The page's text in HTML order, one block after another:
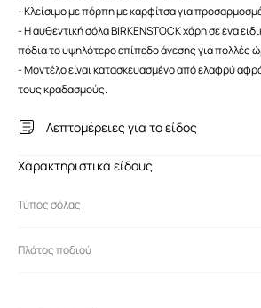
- Κλείσιμο με πόρπη με καρφίτσα για
- Η αυθεντική σόλα BIRKENSTOCK χάρη σε ένα
πόδια το υψηλότερο επίπεδο άνεσης για πολλές
- Mοντέλο είναι κατασκευασμένο από ελαφρύ
τους κραδασμούς.
Λεπτομέρειες για το είδος
Χαρακτηριστικά είδους
Τύπος σόλας
Πλάτος ποδιού